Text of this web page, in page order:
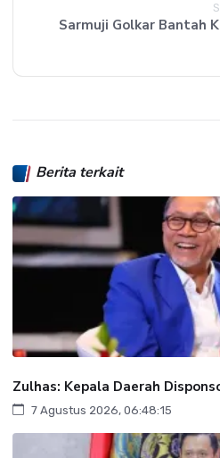
Sarmuji Golkar Bantah
Berita terkait
Zulhas: Kepala Daerah
7 Agustus 2026, 06:48:15